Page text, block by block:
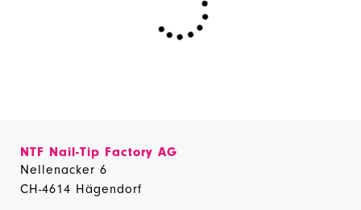
NTF Nail-Tip Factory AG
Nellenacker 6
CH-4614 Hägendorf